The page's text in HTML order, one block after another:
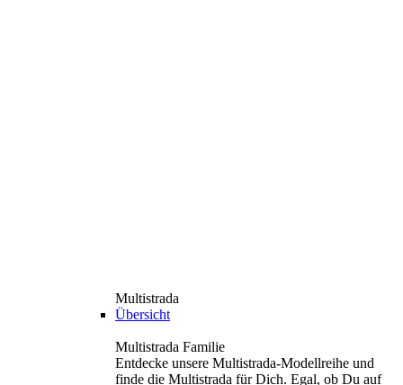
Multistrada
Übersicht
Multistrada Familie
Entdecke unsere Multistrada-Modellreihe und
finde die Multistrada für Dich. Egal, ob Du auf